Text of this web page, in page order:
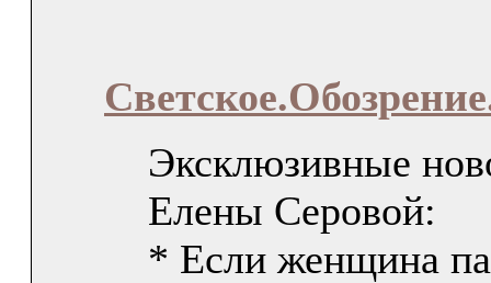
Эксклюзивные
Елены Серовой:
* Если женщина